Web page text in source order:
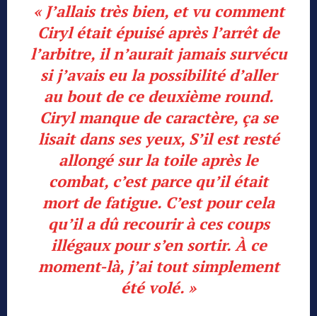
« J’allais très bien, et vu comment
Ciryl était épuisé après l’arrêt de
l’arbitre, il n’aurait jamais survécu
si j’avais eu la possibilité d’aller
au bout de ce deuxième round.
Ciryl manque de caractère, ça se
lisait dans ses yeux, S’il est resté
allongé sur la toile après le
combat, c’est parce qu’il était
mort de fatigue. C’est pour cela
qu’il a dû recourir à ces coups
illégaux pour s’en sortir. À ce
moment-là, j’ai tout simplement
été volé. »